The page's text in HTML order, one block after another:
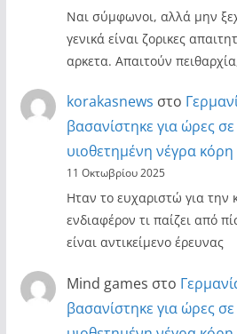
Ναι σύμφωνοι, αλλά μην
γενικά είναι ζορικες
αρκετα. Απαιτούν
korakasnews στο
βασανίστηκε για ώρες
υιοθετημένη νέγρα κόρη
11 Οκτωβρίου 2025
Ηταν το ευχαριστώ για
ενδιαφέρον τι παίζει από
είναι αντικείμενο έρευνας
Mind games στο
βασανίστηκε για ώρες